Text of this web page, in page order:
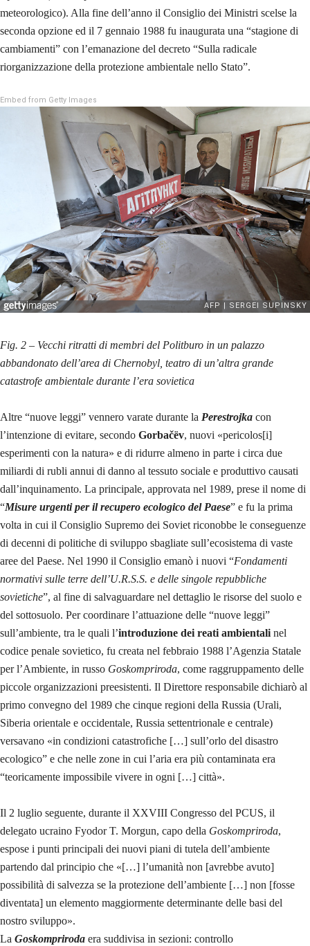
meteorologico). Alla fine dell’anno il Consiglio dei Ministri scelse la
seconda opzione ed il 7 gennaio 1988 fu inaugurata una “stagione di
cambiamenti” con l’emanazione del decreto “Sulla radicale
riorganizzazione della protezione ambientale nello Stato”.
Embed from Getty Images
Fig. 2 – Vecchi ritratti di membri del Politburo in un palazzo
abbandonato dell’area di Chernobyl, teatro di un’altra grande
catastrofe ambientale durante l’era sovietica
Altre “nuove leggi” vennero varate durante la Perestrojka con
l’intenzione di evitare, secondo Gorbačëv, nuovi «pericolos[i]
esperimenti con la natura» e di ridurre almeno in parte i circa due
miliardi di rubli annui di danno al tessuto sociale e produttivo causati
dall’inquinamento. La principale, approvata nel 1989, prese il nome di
“Misure urgenti per il recupero ecologico del Paese” e fu la prima
volta in cui il Consiglio Supremo dei Soviet riconobbe le conseguenze
di decenni di politiche di sviluppo sbagliate sull’ecosistema di vaste
aree del Paese. Nel 1990 il Consiglio emanò i nuovi “Fondamenti
normativi sulle terre dell’U.R.S.S. e delle singole repubbliche
sovietiche”, al fine di salvaguardare nel dettaglio le risorse del suolo e
del sottosuolo. Per coordinare l’attuazione delle “nuove leggi”
sull’ambiente, tra le quali l’introduzione dei reati ambientali nel
codice penale sovietico, fu creata nel febbraio 1988 l’Agenzia Statale
per l’Ambiente, in russo Goskompriroda, come raggruppamento delle
piccole organizzazioni preesistenti. Il Direttore responsabile dichiarò al
primo convegno del 1989 che cinque regioni della Russia (Urali,
Siberia orientale e occidentale, Russia settentrionale e centrale)
versavano «in condizioni catastrofiche […] sull’orlo del disastro
ecologico” e che nelle zone in cui l’aria era più contaminata era
“teoricamente impossibile vivere in ogni […] città».
Il 2 luglio seguente, durante il XXVIII Congresso del PCUS, il
delegato ucraino Fyodor T. Morgun, capo della Goskompriroda,
espose i punti principali dei nuovi piani di tutela dell’ambiente
partendo dal principio che «[…] l’umanità non [avrebbe avuto]
possibilità di salvezza se la protezione dell’ambiente […] non [fosse
diventata] un elemento maggiormente determinante delle basi del
nostro sviluppo».
La Goskompriroda era suddivisa in sezioni: controllo